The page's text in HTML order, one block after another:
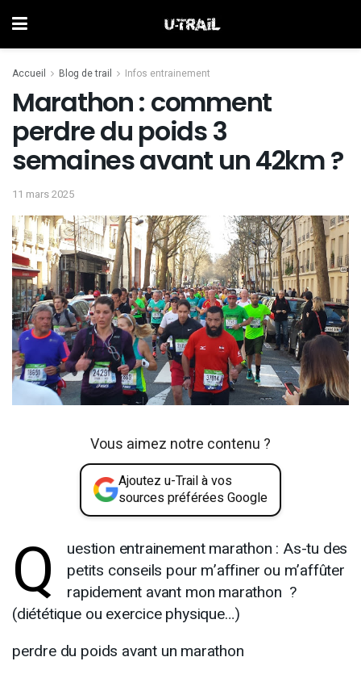
Accueil Blog de trail Infos entrainement
Marathon : comment
perdre du poids 3
semaines avant un 42km ?
11 mars 2025
Vous aimez notre contenu ?
Ajoutez u-Trail à vos
sources préférées Google
Q
uestion entrainement marathon : As-tu des
petits conseils pour m’affiner ou m’affûter
rapidement avant mon marathon ?
(diététique ou exercice physique…)
perdre du poids avant un marathon